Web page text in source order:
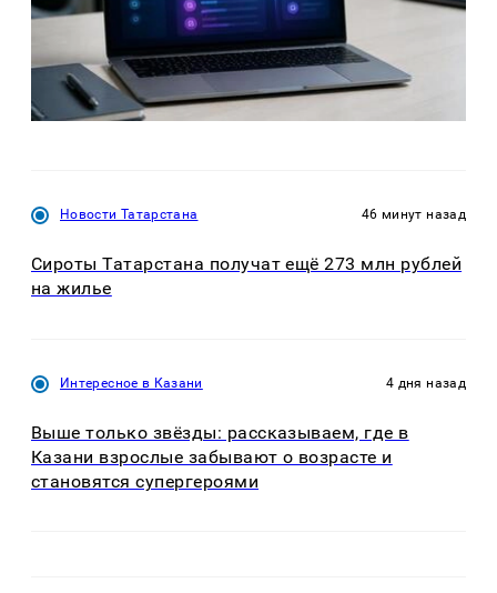
Новости Татарстана 46 минут назад
Сироты Татарстана получат ещё 273 млн рублей
на жилье
Интересное в Казани 4 дня назад
Выше только звёзды: рассказываем, где в
Казани взрослые забывают о возрасте и
становятся супергероями